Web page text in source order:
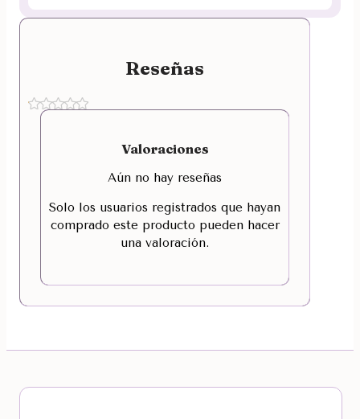
Reseñas
Valoraciones
Aún no hay reseñas
Solo los usuarios registrados que hayan
comprado este producto pueden hacer
una valoración.